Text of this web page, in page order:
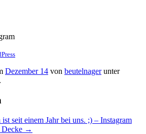
Dezember 14 von beutelnagerunter
seit einem Jahr bei uns. ;) – Instagram
→